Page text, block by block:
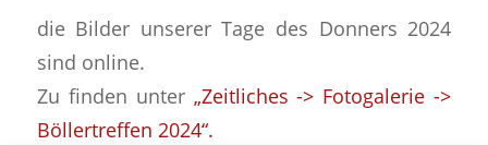
die Bilder unserer Tage des Donners 2024
sind online.
Zu finden unter „Zeitliches -> Fotogalerie ->
Böllertreffen 2024“.